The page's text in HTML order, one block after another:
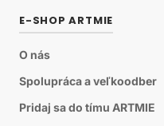
E-SHOP ARTMIE
O nás
Spolupráca a veľkoodber
Pridaj sa do tímu ARTMIE